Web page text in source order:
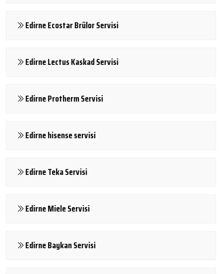
Edirne Ecostar Brülor Servisi
Edirne Lectus Kaskad Servisi
Edirne Protherm Servisi
Edirne hisense servisi
Edirne Teka Servisi
Edirne Miele Servisi
Edirne Baykan Servisi